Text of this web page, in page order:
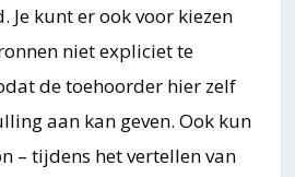
Je kunt er ook voor kiezen
niet expliciet te
de toehoorder hier zelf
aan kan geven. Ook kun
– tijdens het vertellen van